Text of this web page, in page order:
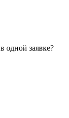
одной заявке?